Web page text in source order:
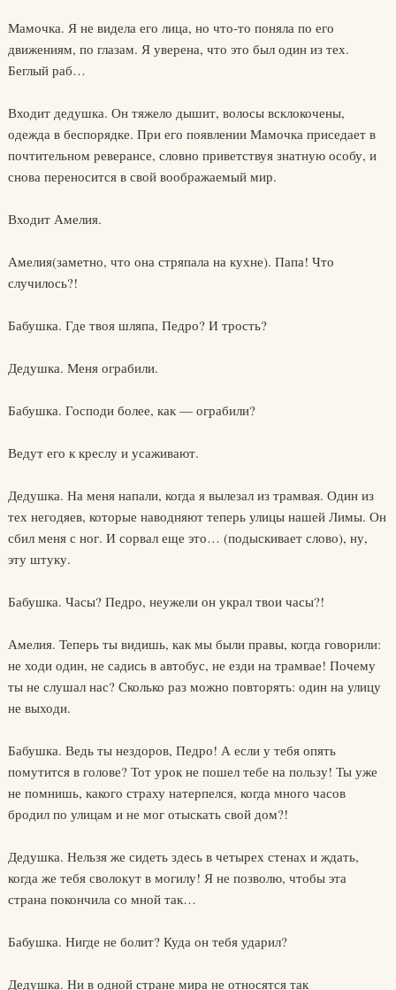
Мамочка. Я не видела его лица, но что-то поняла по его
движениям, по глазам. Я уверена, что это был один из тех.
Беглый раб…
Входит дедушка. Он тяжело дышит, волосы всклокочены,
одежда в беспорядке. При его появлении Мамочка приседает в
почтительном реверансе, словно приветствуя знатную особу, и
снова переносится в свой воображаемый мир.
Входит Амелия.
Амелия(заметно, что она стряпала на кухне). Папа! Что
случилось?!
Бабушка. Где твоя шляпа, Педро? И трость?
Дедушка. Меня ограбили.
Бабушка. Господи более, как — ограбили?
Ведут его к креслу и усаживают.
Дедушка. На меня напали, когда я вылезал из трамвая. Один из
тех негодяев, которые наводняют теперь улицы нашей Лимы. Он
сбил меня с ног. И сорвал еще это… (подыскивает слово), ну,
эту штуку.
Бабушка. Часы? Педро, неужели он украл твои часы?!
Амелия. Теперь ты видишь, как мы были правы, когда говорили:
не ходи один, не садись в автобус, не езди на трамвае! Почему
ты не слушал нас? Сколько раз можно повторять: один на улицу
не выходи.
Бабушка. Ведь ты нездоров, Педро! А если у тебя опять
помутится в голове? Тот урок не пошел тебе на пользу! Ты уже
не помнишь, какого страху натерпелся, когда много часов
бродил по улицам и не мог отыскать свой дом?!
Дедушка. Нельзя же сидеть здесь в четырех стенах и ждать,
когда же тебя сволокут в могилу! Я не позволю, чтобы эта
страна покончила со мной так…
Бабушка. Нигде не болит? Куда он тебя ударил?
Дедушка. Ни в одной стране мира не относятся так